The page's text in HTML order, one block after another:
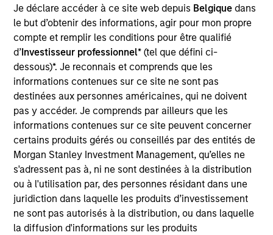
Je déclare accéder à ce site web depuis Belgique dans
le but d’obtenir des informations, agir pour mon propre
compte et remplir les conditions pour être qualifié
d’Investisseur professionnel* (tel que défini ci-
dessous)*. Je reconnais et comprends que les
informations contenues sur ce site ne sont pas
destinées aux personnes américaines, qui ne doivent
pas y accéder. Je comprends par ailleurs que les
informations contenues sur ce site peuvent concerner
certains produits gérés ou conseillés par des entités de
Morgan Stanley Investment Management, qu’elles ne
s'adressent pas à, ni ne sont destinées à la distribution
ou à l'utilisation par, des personnes résidant dans une
juridiction dans laquelle les produits d’investissement
ne sont pas autorisés à la distribution, ou dans laquelle
la diffusion d'informations sur les produits
presenting the team’s views on macroeconomic
and political developments across the world. Matt
also contributes to business development
initiatives, promoting existing products and building
new offerings. He joined Eaton Vance in 2011.
Morgan Stanley acquired Eaton Vance in March
2021. Matt began his career in the investment
industry in 2002. Before joining Eaton Vance, he
was affiliated with Cambridge Associates, LLC. He
also served as a merger and acquisitions advisor
with Matrix Capital Markets Group, Inc. Matt earned
a B.S. from the University of Richmond. He is a
member of the CFA Society Boston and holds the
Chartered Financial Analyst designation. He also
holds the Chartered Alternative Investment Analyst
(CAIA) designation.